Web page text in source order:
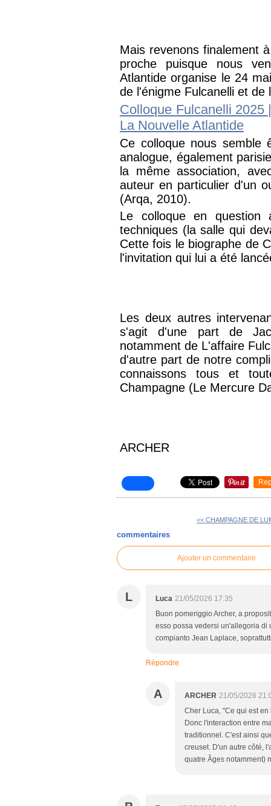
Mais revenons finalement
proche puisque nous
Atlantide organise le 24
de l'énigme Fulcanelli et de
Colloque Fulcanelli
La Nouvelle Atlantide
Ce colloque nous semble
analogue, également
la même association,
auteur en particulier d'un
(Arqa, 2010).
Le colloque en question
techniques (la salle qui
Cette fois le biographe de
l'invitation qui lui a été
Les deux autres
s'agit d'une part de
notamment de L'affaire
d'autre part de notre
connaissons tous et
Champagne (Le Mercure
ARCHER
<< CHAMPAGNE DE
commentaires
Ajouter un commentaire
L Luca 21/05/2026 17:35
Buon pomeriggio Archer, a
esso possa vedersi un'allegoria di
compianto Jean Laplace,
Répondre
A ARCHER 21/05/2026
Cher Luca, "Ce qui est
Donc l'interaction entre
traditionnel. C'est ainsi
creuset. D'un autre côté,
quatre Âges notamment)